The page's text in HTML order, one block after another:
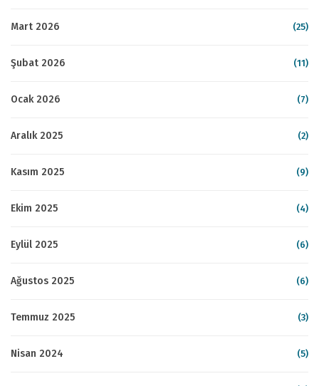
Mart 2026 (25)
Şubat 2026 (11)
Ocak 2026 (7)
Aralık 2025 (2)
Kasım 2025 (9)
Ekim 2025 (4)
Eylül 2025 (6)
Ağustos 2025 (6)
Temmuz 2025 (3)
Nisan 2024 (5)